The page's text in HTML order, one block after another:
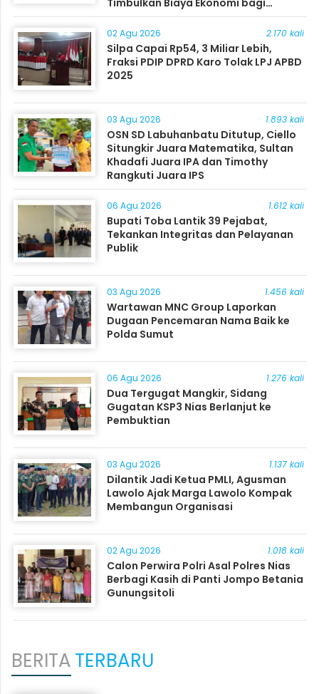
Timbulkan Biaya Ekonomi bagi
Masyarakat
02 Agu 2026 2.170 kali
Silpa Capai Rp54, 3 Miliar Lebih,
Fraksi PDIP DPRD Karo Tolak LPJ APBD
2025
03 Agu 2026 1.893 kali
OSN SD Labuhanbatu Ditutup, Ciello
Situngkir Juara Matematika, Sultan
Khadafi Juara IPA dan Timothy
Rangkuti Juara IPS
06 Agu 2026 1.612 kali
Bupati Toba Lantik 39 Pejabat,
Tekankan Integritas dan Pelayanan
Publik
03 Agu 2026 1.456 kali
Wartawan MNC Group Laporkan
Dugaan Pencemaran Nama Baik ke
Polda Sumut
06 Agu 2026 1.276 kali
Dua Tergugat Mangkir, Sidang
Gugatan KSP3 Nias Berlanjut ke
Pembuktian
03 Agu 2026 1.137 kali
Dilantik Jadi Ketua PMLI, Agusman
Lawolo Ajak Marga Lawolo Kompak
Membangun Organisasi
02 Agu 2026 1.018 kali
Calon Perwira Polri Asal Polres Nias
Berbagi Kasih di Panti Jompo Betania
Gunungsitoli
BERITATERBARU